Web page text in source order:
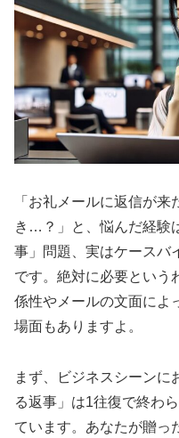
「お礼メールに返信が
き…？」と、悩んだ経験
事」問題、実はケースバ
です。絶対に必要という
係性やメールの文面によ
場面もありますよ。
まず、ビジネスシーンに
る返事」は1往復で終わ
ています。あなたが贈っ